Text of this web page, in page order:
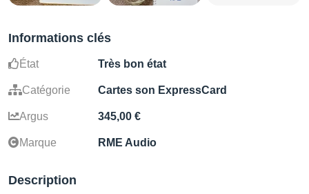
Informations clés
État Très bon état
Catégorie Cartes son ExpressCard
Argus 345,00 €
Marque RME Audio
Description